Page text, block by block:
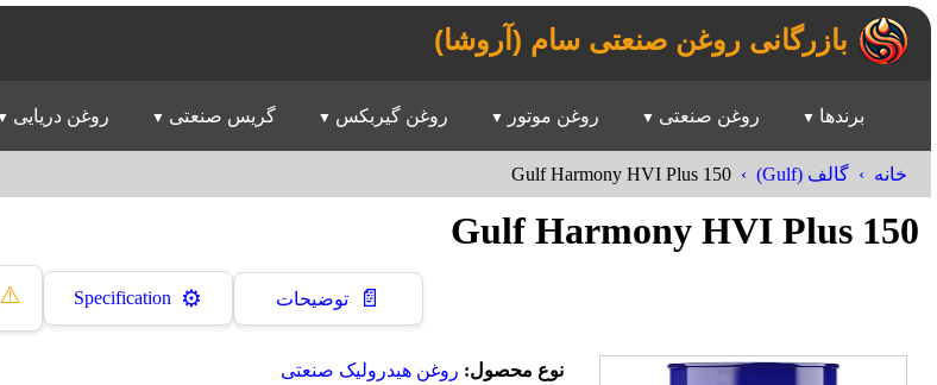
بازرگانی روغن صنعتی سام (آروشا)
برندها روغن صنعتی روغن موتور روغن گیربکس گریس صنعتی روغن دریایی
خانه گالف (Gulf) Gulf Harmony HVI Plus 150
Gulf Harmony HVI Plus 150
📄 توضیحات ⚙️
Specification
⚠️
نوع محصول: روغن هیدرولیک صنعتی